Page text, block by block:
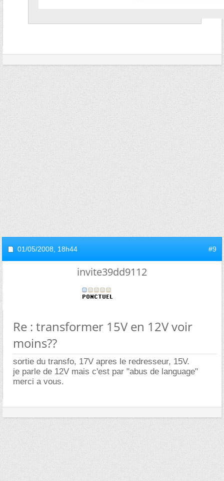
01/05/2008, 18h44 #9
invite39dd9112
Re : transformer 15V en 12V voir
moins??
sortie du transfo, 17V apres le redresseur, 15V.
je parle de 12V mais c'est par "abus de language"
merci a vous.